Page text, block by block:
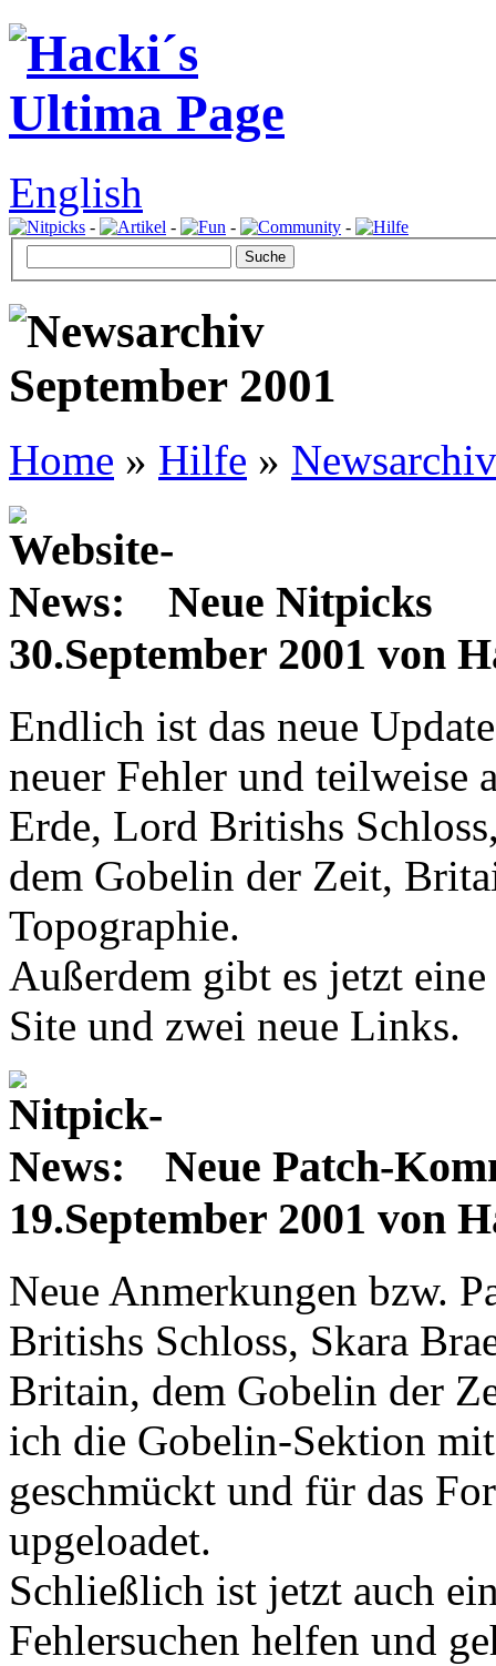
English
- - - -
Home » Hilfe » Newsarchiv
Neue Nitpicks
30.September 2001 von
Endlich ist das neue
neuer Fehler und teilweise
Erde, Lord Britishs
dem Gobelin der Zeit,
Topographie.
Außerdem gibt es jetzt
Site und zwei neue Links.
Neue Patch-
19.September 2001 von
Neue Anmerkungen bzw.
Britishs Schloss, Skara
Britain, dem Gobelin der
ich die Gobelin-Sektion
geschmückt und für das
upgeloadet.
Schließlich ist jetzt auch
Fehlersuchen helfen und